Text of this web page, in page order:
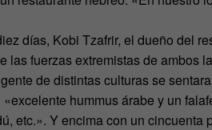
días, Kobi Tzafrir, el dueño del
las fuerzas extremistas de ambos
de distintas culturas se
hummus árabe y un
etc.». Y encima con un cincuenta